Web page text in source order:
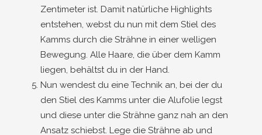
Zentimeter ist. Damit natürliche Highlights
entstehen, webst du nun mit dem Stiel des
Kamms durch die Strähne in einer welligen
Bewegung. Alle Haare, die über dem Kamm
liegen, behältst du in der Hand.
Nun wendest du eine Technik an, bei der du
den Stiel des Kamms unter die Alufolie legst
und diese unter die Strähne ganz nah an den
Ansatz schiebst. Lege die Strähne ab und